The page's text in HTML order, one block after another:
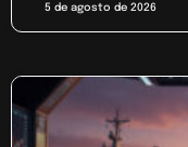
5 de agosto de 2026